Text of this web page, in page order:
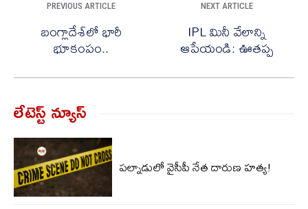
PREVIOUS ARTICLE
బంగ్లాదేశ్‌లో భారీ
భూకంపం..
NEXT ARTICLE
IPL మినీ వేలాన్ని
ఆపేయండి: ఊతప్ప
లేటెస్ట్ న్యూస్‌
ప‌ల్నాడులో వైసీపీ నేత దారుణ హ‌త్య‌!